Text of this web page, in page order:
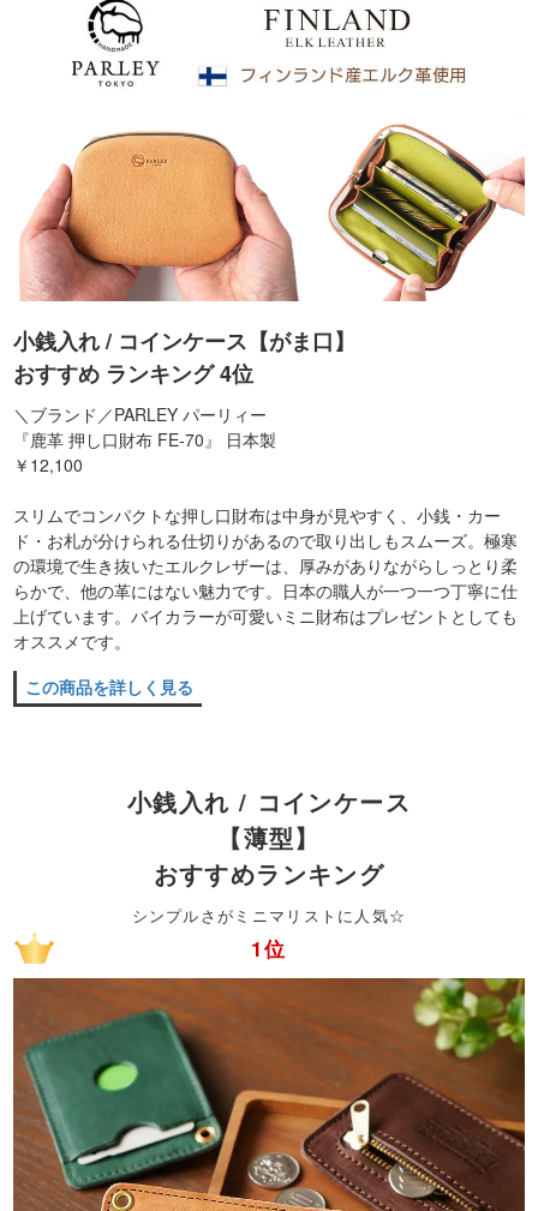
小銭入れ / コインケース【がま口】
おすすめ ランキング 4位
＼ブランド／PARLEY パーリィー
『鹿革 押し口財布 FE-70』 日本製
￥12,100
スリムでコンパクトな押し口財布は中身が見やすく、小銭・カー
ド・お札が分けられる仕切りがあるので取り出しもスムーズ。極寒
の環境で生き抜いたエルクレザーは、厚みがありながらしっとり柔
らかで、他の革にはない魅力です。日本の職人が一つ一つ丁寧に仕
上げています。バイカラーが可愛いミニ財布はプレゼントとしても
オススメです。
この商品を詳しく見る
小銭入れ / コインケース
【薄型】
おすすめランキング
シンプルさがミニマリストに人気☆
1位